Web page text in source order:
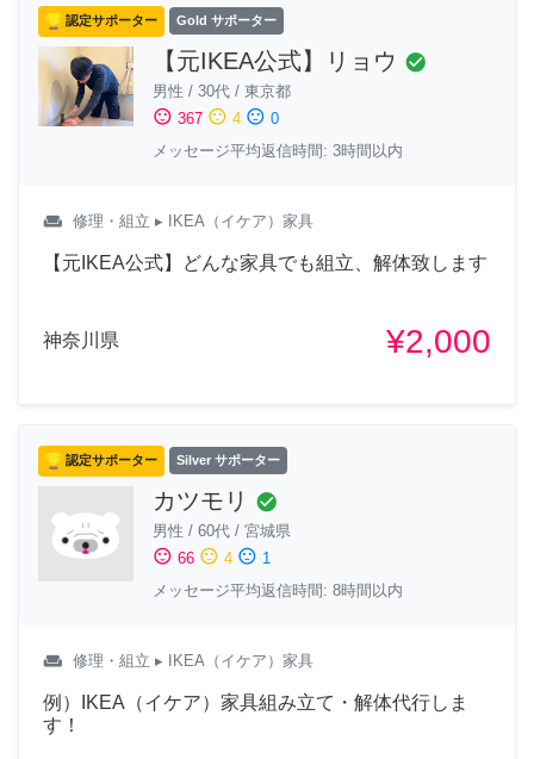
認定サポーター Gold サポーター
【元IKEA公式】リョウ check_circle
男性 / 30代 / 東京都
sentiment_satisfied 367 sentiment_neutral 4 sentiment_dissatisfied 0
メッセージ平均返信時間: 3時間以内
weekend 修理・組立 ▸ IKEA（イケア）家具
【元IKEA公式】どんな家具でも組立、解体致します
神奈川県 ¥2,000
認定サポーター Silver サポーター
カツモリ check_circle
男性 / 60代 / 宮城県
sentiment_satisfied 66 sentiment_neutral 4 sentiment_dissatisfied 1
メッセージ平均返信時間: 8時間以内
weekend 修理・組立 ▸ IKEA（イケア）家具
例）IKEA（イケア）家具組み立て・解体代行しま
す！